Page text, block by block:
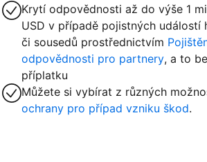
Krytí odpovědnosti až do výše 1
USD v případě pojistných událostí
či sousedů prostřednictvím
odpovědnosti pro partnery, a to
příplatku
Můžete si vybírat z různých
ochrany pro případ vzniku škod.